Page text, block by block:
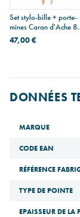
Set stylo-bille + porte-
mines Caran d'Ache
SUNSET SKY - édition
limitée
47,00 €
DONNÉES
MARQUE
CODE EAN
RÉFÉRENCE
TYPE DE POINTE
EPAISSEUR DE LA